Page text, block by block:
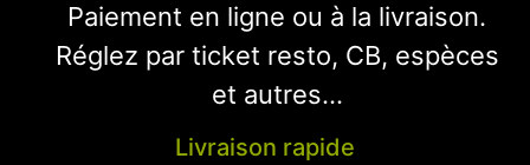
Paiement en ligne ou à la livraison.
Réglez par ticket resto, CB, espèces
et autres...
Livraison rapide